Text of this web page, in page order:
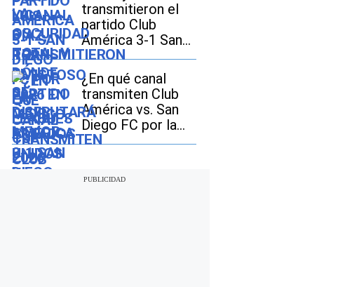
transmitieron el
partido Club
América 3-1 San
Diego FC por la
Leagues Cup 2026
¿En qué canal
transmiten Club
América vs. San
Diego FC por la
Leagues Cup 2026